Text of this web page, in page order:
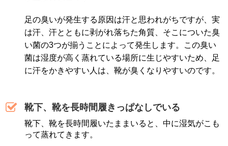
足の臭いが発生する原因は汗と思われがちですが、実
は汗、汗とともに剥がれ落ちた角質、そこについた臭
い菌の3つが揃うことによって発生します。この臭い
菌は湿度が高く蒸れている場所に生じやすいため、足
に汗をかきやすい人は、靴が臭くなりやすいのです。
靴下、靴を長時間履きっぱなしでいる
靴下、靴を長時間履いたままいると、中に湿気がこも
って蒸れてきます。